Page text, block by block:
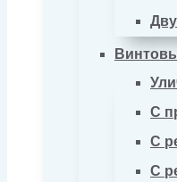
С
С
С